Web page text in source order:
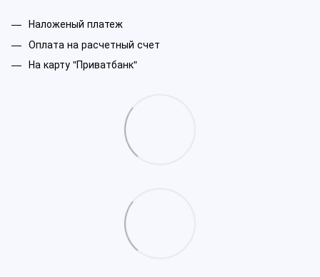
Наложеный платеж
Оплата на расчетный счет
На карту "Приватбанк"